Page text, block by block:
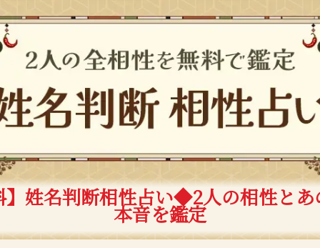
】姓名判断相性占い◆2人の相性とあ
本音を鑑定